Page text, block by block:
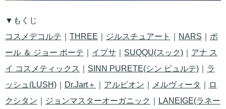
▼もくじ
コスメデコルテ
THREE ジルスチュアート NARS
ポ
ール ＆ ジョー ボーテ
イプサ SUQQU(スック)｜ アナ ス
イ コスメティックス
SINN PURETE(シン ピュルテ)｜ ラ
ッシュ(LUSH)｜ Dr.Jart＋ アルビオン メルヴィータ
ロ
クシタン
ジョンマスターオーガニック
LANEIGE(ラネー